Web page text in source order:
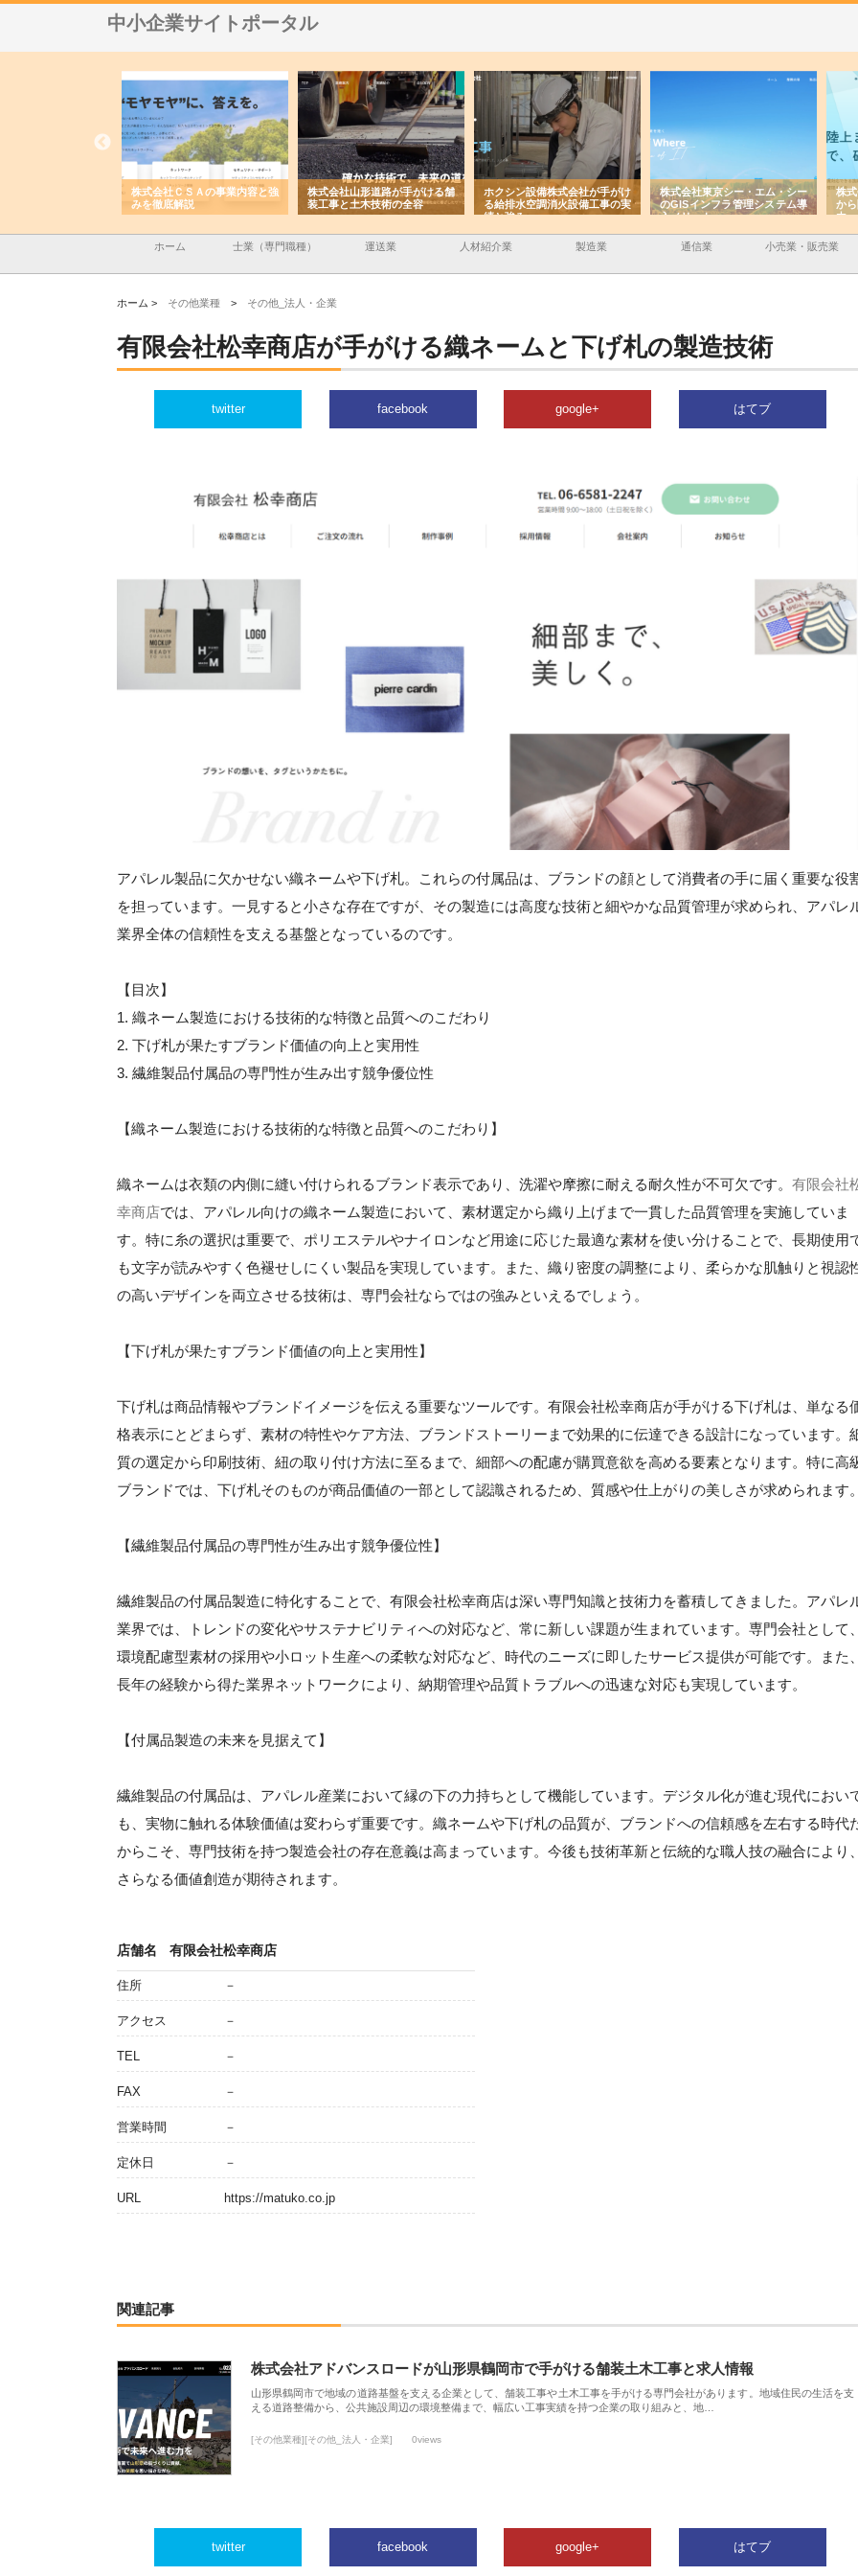
中小企業サイトポータル
株式会社ＣＳＡの事業内容と強
みを徹底解説
株式会社山形道路が手がける舗
装工事と土木技術の全容
ホクシン設備株式会社が手がけ
る給排水空調消火設備工事の実
績と強み
株式会社東京シー・エム・シー
のGISインフラ管理システム導
入メリット
株
か
由
ホーム 士業（専門職種） 運送業 人材紹介業 製造業 通信業 小売業・販売業
ホーム > その他業種 > その他_法人・企業
有限会社松幸商店が手がける織ネームと下げ札の製造技術
twitter facebook google+ はてブ
アパレル製品に欠かせない織ネームや下げ札。これらの付属品は、ブランドの顔として消費者の手に届く重要な役
を担っています。一見すると小さな存在ですが、その製造には高度な技術と細やかな品質管理が求められ、アパレ
業界全体の信頼性を支える基盤となっているのです。
【目次】
1. 織ネーム製造における技術的な特徴と品質へのこだわり
2. 下げ札が果たすブランド価値の向上と実用性
3. 繊維製品付属品の専門性が生み出す競争優位性
【織ネーム製造における技術的な特徴と品質へのこだわり】
織ネームは衣類の内側に縫い付けられるブランド表示であり、洗濯や摩擦に耐える耐久性が不可欠です。 有限会社
幸商店では、アパレル向けの織ネーム製造において、素材選定から織り上げまで一貫した品質管理を実施していま
す。特に糸の選択は重要で、ポリエステルやナイロンなど用途に応じた最適な素材を使い分けることで、長期使用
も文字が読みやすく色褪せしにくい製品を実現しています。また、織り密度の調整により、柔らかな肌触りと視認
の高いデザインを両立させる技術は、専門会社ならではの強みといえるでしょう。
【下げ札が果たすブランド価値の向上と実用性】
下げ札は商品情報やブランドイメージを伝える重要なツールです。有限会社松幸商店が手がける下げ札は、単なる
格表示にとどまらず、素材の特性やケア方法、ブランドストーリーまで効果的に伝達できる設計になっています。
質の選定から印刷技術、紐の取り付け方法に至るまで、細部への配慮が購買意欲を高める要素となります。特に高
ブランドでは、下げ札そのものが商品価値の一部として認識されるため、質感や仕上がりの美しさが求められます。
【繊維製品付属品の専門性が生み出す競争優位性】
繊維製品の付属品製造に特化することで、有限会社松幸商店は深い専門知識と技術力を蓄積してきました。アパレ
業界では、トレンドの変化やサステナビリティへの対応など、常に新しい課題が生まれています。専門会社として、
環境配慮型素材の採用や小ロット生産への柔軟な対応など、時代のニーズに即したサービス提供が可能です。また、
長年の経験から得た業界ネットワークにより、納期管理や品質トラブルへの迅速な対応も実現しています。
【付属品製造の未来を見据えて】
繊維製品の付属品は、アパレル産業において縁の下の力持ちとして機能しています。デジタル化が進む現代におい
も、実物に触れる体験価値は変わらず重要です。織ネームや下げ札の品質が、ブランドへの信頼感を左右する時代
からこそ、専門技術を持つ製造会社の存在意義は高まっています。今後も技術革新と伝統的な職人技の融合により、
さらなる価値創造が期待されます。
店舗名 有限会社松幸商店
住所 －
アクセス －
TEL －
FAX －
営業時間 －
定休日 －
URL https://matuko.co.jp
関連記事
株式会社アドバンスロードが山形県鶴岡市で手がける舗装土木工事と求人情報
山形県鶴岡市で地域の道路基盤を支える企業として、舗装工事や土木工事を手がける専門会社があります。地域住民の生活を支
える道路整備から、公共施設周辺の環境整備まで、幅広い工事実績を持つ企業の取り組みと、地…
[その他業種][その他_法人・企業] 0views
twitter facebook google+ はてブ